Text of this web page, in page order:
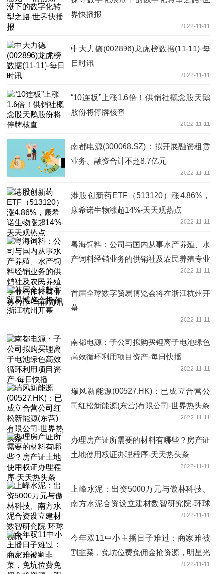
界快播报
2022-11-11
中大力德(002896)龙虎榜数据(11-11)-每
日时讯
2022-11-11
“10连板”上涨1.6倍！供销社概念股天鹅
股份将停牌核查
2022-11-11
南都电源(300068.SZ)：拟开展融资租赁
业务、融资合计不超8.7亿元
2022-11-11
港股创新药ETF（513120）涨4.86%，
康希诺生物涨超14%-天天观热点
2022-11-11
粤海饲料：公司与国内从事水产养殖、水
产饲料经销业务的供销社及农民养殖专业
2022-11-11
首届全球数字贸易博览会将在浙江杭州开
幕
2022-11-11
南都电源：子公司拟购买锂离子电池绿色
高效循环利用项目资产-每日快播
2022-11-11
瑞风新能源(00527.HK)：已成立合营公
司红松新能源(东营)有限公司-世界热头条
2022-11-11
办理房产证所需要的材料有哪些？房产证
土地使用权证办理程序-天天热头条
2022-11-11
上峰水泥：出资5000万元与傲林科技、
南方水泥合资设立建材数智研究院-环球
2022-11-11
今年双11中小主播日子难过：商家难被
割韭菜，免坑位费免佣金抢资源，明星光
2022-11-11